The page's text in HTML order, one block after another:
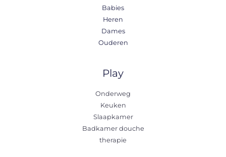
Babies
Heren
Dames
Ouderen
Play
Onderweg
Keuken
Slaapkamer
Badkamer douche
therapie